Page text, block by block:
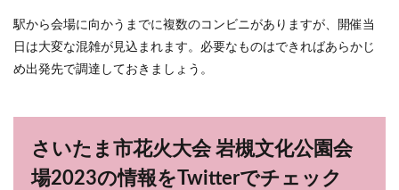
駅から会場に向かうまでに複数のコンビニがありますが、開催当
日は大変な混雑が見込まれます。必要なものはできればあらかじ
め出発先で調達しておきましょう。
さいたま市花火大会 岩槻文化公園会
場2023の情報をTwitterでチェック